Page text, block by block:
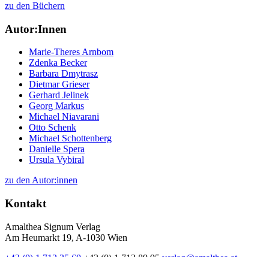
zu den Büchern
Autor:Innen
Marie-Theres Arnbom
Zdenka Becker
Barbara Dmytrasz
Dietmar Grieser
Gerhard Jelinek
Georg Markus
Michael Niavarani
Otto Schenk
Michael Schottenberg
Danielle Spera
Ursula Vybiral
zu den Autor:innen
Kontakt
Amalthea Signum Verlag
Am Heumarkt 19, A-1030 Wien